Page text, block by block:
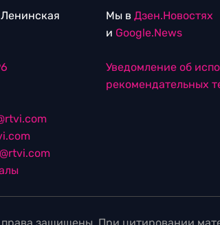
Мы в Дзен.Новостях
и Google.News
Уведомление об
рекомендательных